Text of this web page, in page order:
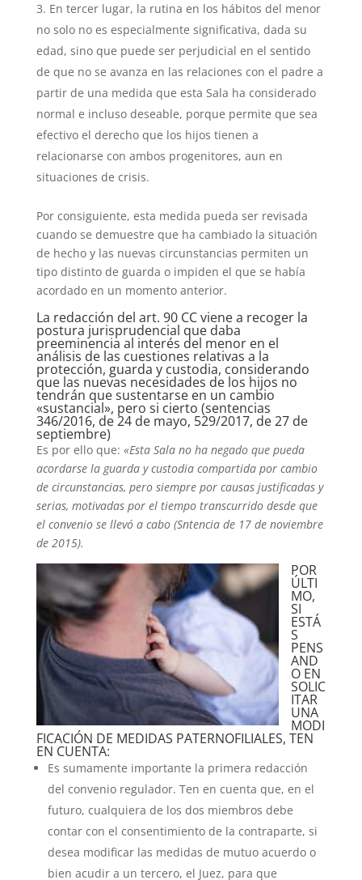
En tercer lugar, la rutina en los hábitos del menor
no solo no es especialmente significativa, dada su
edad, sino que puede ser perjudicial en el sentido
de que no se avanza en las relaciones con el padre a
partir de una medida que esta Sala ha considerado
normal e incluso deseable, porque permite que sea
efectivo el derecho que los hijos tienen a
relacionarse con ambos progenitores, aun en
situaciones de crisis.
Por consiguiente, esta medida pueda ser revisada
cuando se demuestre que ha cambiado la situación
de hecho y las nuevas circunstancias permiten un
tipo distinto de guarda o impiden el que se había
acordado en un momento anterior.
La redacción del art. 90 CC viene a recoger la
postura jurisprudencial que daba
preeminencia al interés del menor en el
análisis de las cuestiones relativas a la
protección, guarda y custodia, considerando
que las nuevas necesidades de los hijos no
tendrán que sustentarse en un cambio
«sustancial», pero si cierto (sentencias
346/2016, de 24 de mayo, 529/2017, de 27 de
septiembre)
Es por ello que: «Esta Sala no ha negado que pueda
acordarse la guarda y custodia compartida por cambio
de circunstancias, pero siempre por causas justificadas y
serias, motivadas por el tiempo transcurrido desde que
el convenio se llevó a cabo (Sntencia de 17 de noviembre
de 2015).
POR
ÚLTI
MO,
SI
ESTÁ
S
PENS
AND
O EN
SOLIC
ITAR
UNA
MODI
FICACIÓN DE MEDIDAS PATERNOFILIALES, TEN
EN CUENTA:
Es sumamente importante la primera redacción
del convenio regulador. Ten en cuenta que, en el
futuro, cualquiera de los dos miembros debe
contar con el consentimiento de la contraparte, si
desea modificar las medidas de mutuo acuerdo o
bien acudir a un tercero, el Juez, para que